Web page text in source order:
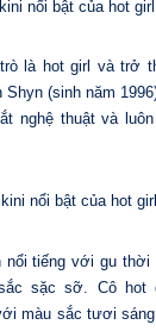
là hot girl và trở
Shyn (sinh năm
nghệ thuật và
nổi tiếng với gu
sặc sỡ. Cô hot
màu sắc tươi